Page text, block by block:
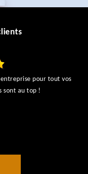
pour tout vos
sont au top !